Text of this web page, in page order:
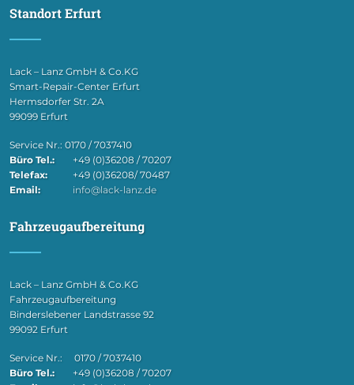
Standort Erfurt
Lack – Lanz GmbH & Co.KG
Smart-Repair-Center Erfurt
Hermsdorfer Str. 2A
99099 Erfurt
Service Nr.: 0170 / 7037410
Büro Tel.:
+49 (0)36208 / 70207
Telefax:
+49 (0)36208/ 70487
Email:
info@lack-lanz.de
Fahrzeugaufbereitung
Lack – Lanz GmbH & Co.KG
Fahrzeugaufbereitung
Binderslebener Landstrasse 92
99092 Erfurt
Service Nr.: 0170 / 7037410
Büro Tel.:
+49 (0)36208 / 70207